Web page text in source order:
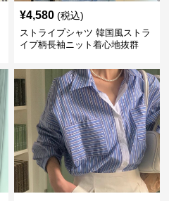
¥4,580 (税込)
ストライプシャツ 韓国風ストラ
イプ柄長袖ニット着心地抜群